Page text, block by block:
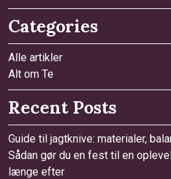
Categories
Alle artikler
Alt om Te
Recent Posts
Guide til jagtknive: materialer,
Sådan gør du en fest til en
længe efter